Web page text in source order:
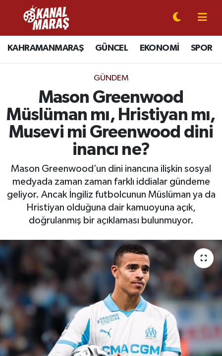
KAHRAMANMARAŞ GÜNCEL EKONOMİ SPOR
GÜNDEM
Mason Greenwood
Müslüman mı, Hristiyan mı,
Musevi mi Greenwood dini
inancı ne?
Mason Greenwood’un dini inancına ilişkin sosyal
medyada zaman zaman farklı iddialar gündeme
geliyor. Ancak İngiliz futbolcunun Müslüman ya da
Hristiyan olduğuna dair kamuoyuna açık,
doğrulanmış bir açıklaması bulunmuyor.
CANLI YAYIN
KAHRAMANMARAŞ
SPOR
SİYASET
EKONOMİ
GÜNDEM
MAGAZİN
SAĞLIK
BÖLGE
KEŞFET
POPÜLER
Kahramanmaraş Nöbetçi Eczaneler
Kahramanmaraş Hava Durumu
Kahramanmaraş Trafik Yoğunluk Haritası
Süper Lig Puan Durumu ve Fikstür
Tüm Manşetler
Son Dakika Haberleri
Haber Arşivi